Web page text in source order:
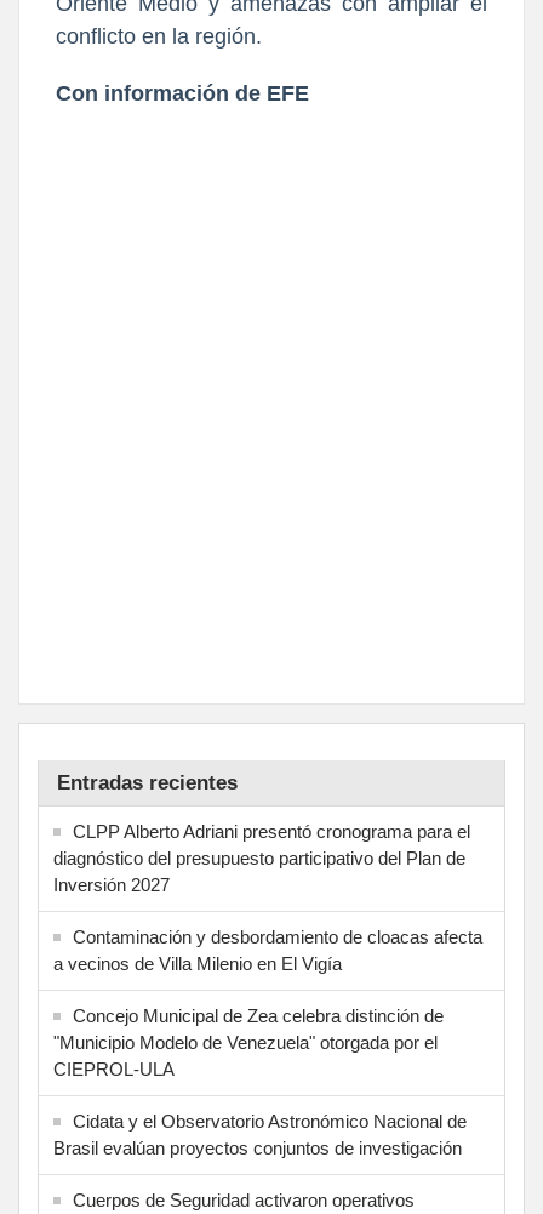
conflicto en la región.
Con información de EFE
Entradas recientes
CLPP Alberto Adriani presentó cronograma para el
diagnóstico del presupuesto participativo del Plan de
Inversión 2027
Contaminación y desbordamiento de cloacas afecta
a vecinos de Villa Milenio en El Vigía
Concejo Municipal de Zea celebra distinción de
"Municipio Modelo de Venezuela" otorgada por el
CIEPROL-ULA
Cidata y el Observatorio Astronómico Nacional de
Brasil evalúan proyectos conjuntos de investigación
Cuerpos de Seguridad activaron operativos